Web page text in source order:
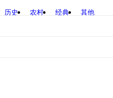
历史 农村 经典 其他